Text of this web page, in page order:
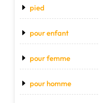
pied
pour enfant
pour femme
pour homme